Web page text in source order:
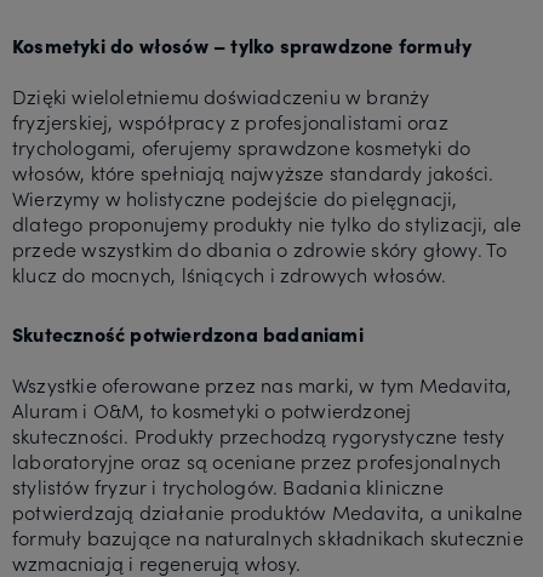
Kosmetyki do włosów – tylko sprawdzone formuły
Dzięki wieloletniemu doświadczeniu w branży
fryzjerskiej, współpracy z profesjonalistami oraz
trychologami, oferujemy sprawdzone kosmetyki do
włosów, które spełniają najwyższe standardy jakości.
Wierzymy w holistyczne podejście do pielęgnacji,
dlatego proponujemy produkty nie tylko do stylizacji, ale
przede wszystkim do dbania o zdrowie skóry głowy. To
klucz do mocnych, lśniących i zdrowych włosów.
Skuteczność potwierdzona badaniami
Wszystkie oferowane przez nas marki, w tym Medavita,
Aluram i O&M, to kosmetyki o potwierdzonej
skuteczności. Produkty przechodzą rygorystyczne testy
laboratoryjne oraz są oceniane przez profesjonalnych
stylistów fryzur i trychologów. Badania kliniczne
potwierdzają działanie produktów Medavita, a unikalne
formuły bazujące na naturalnych składnikach skutecznie
wzmacniają i regenerują włosy.